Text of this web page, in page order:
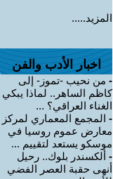
المزيد.....
اخبار الأدب والفن
- من نحيب -تموز- إلى
كاظم الساهر.. لماذا يبكي
الغناء العراقي؟ ...
- المجمع المعماري لمركز
معارض عموم روسيا في
موسكو يستعد لتقييم ...
- ألكسندر بلوك.. رحيل
أنهى حقبة العصر الفضي